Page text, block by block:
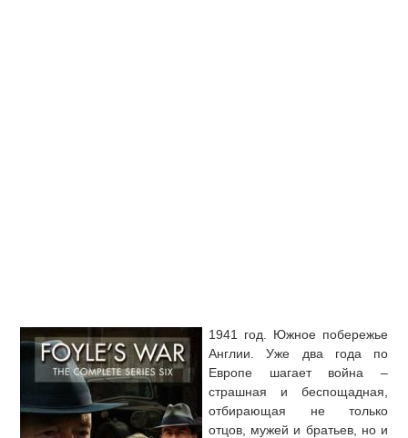
1941 год. Южное побережье
Англии. Уже два года по
Европе шагает война –
страшная и беспощадная,
отбирающая не только
отцов, мужей и братьев, но и